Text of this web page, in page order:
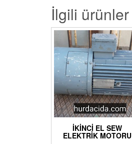
İlgili ürünler
İKINCI EL SEW
ELEKTRIK MOTORU